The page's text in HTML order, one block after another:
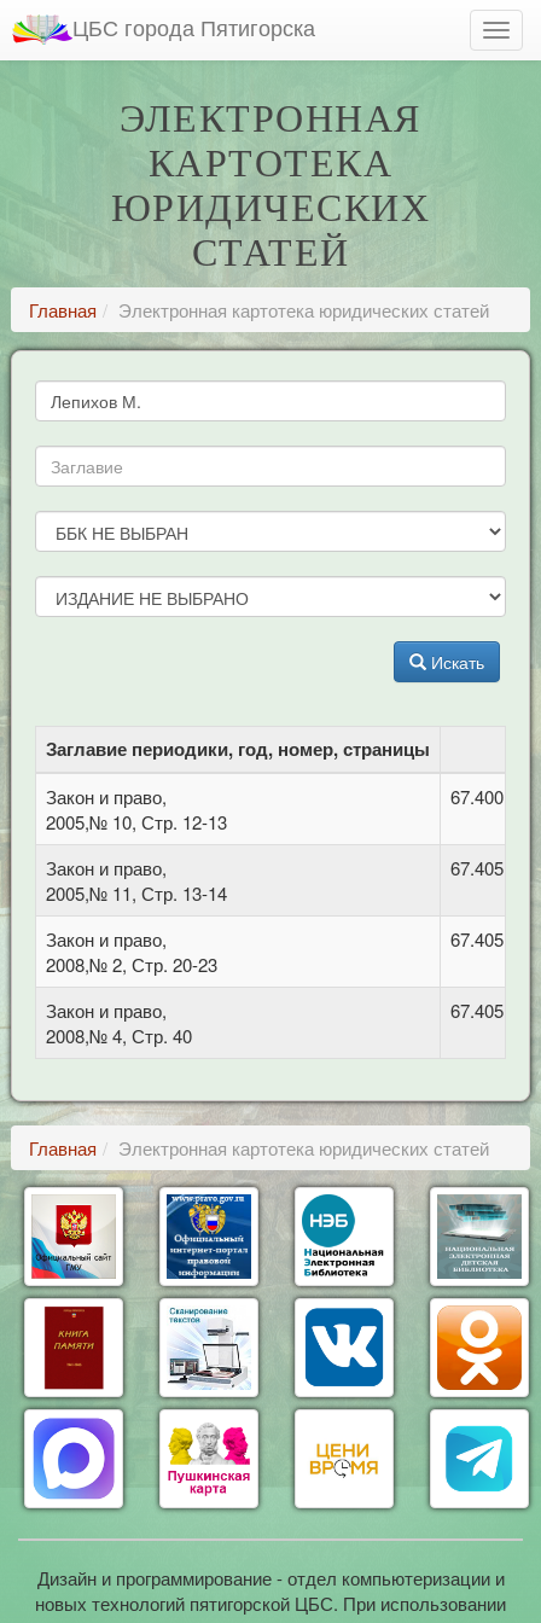
ЦБС города Пятигорска
ЭЛЕКТРОННАЯ
КАРТОТЕКА
ЮРИДИЧЕСКИХ
СТАТЕЙ
Главная Электронная картотека юридических статей
Искать
Заглавие периодики, год, номер, страницы
Закон и право,
2005,№ 10, Стр. 12-13
67.400.7
Закон и право,
2005,№ 11, Стр. 13-14
67.405
Закон и право,
2008,№ 2, Стр. 20-23
67.405
Закон и право,
2008,№ 4, Стр. 40
67.405
Главная Электронная картотека юридических статей
Дизайн и программирование - отдел компьютеризации и
новых технологий пятигорской ЦБС. При использовании